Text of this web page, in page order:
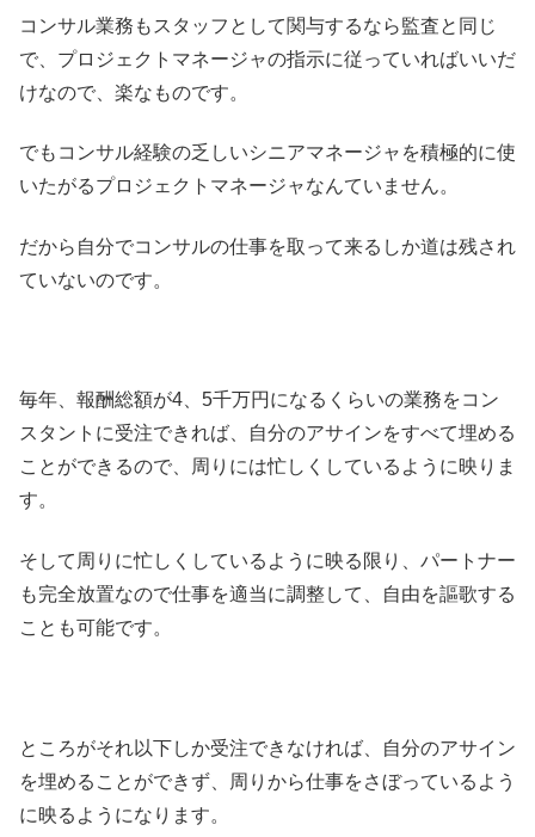
コンサル業務もスタッフとして関与するなら監査と同じ
で、プロジェクトマネージャの指示に従っていればいいだ
けなので、楽なものです。
でもコンサル経験の乏しいシニアマネージャを積極的に使
いたがるプロジェクトマネージャなんていません。
だから自分でコンサルの仕事を取って来るしか道は残され
ていないのです。
毎年、報酬総額が4、5千万円になるくらいの業務をコン
スタントに受注できれば、自分のアサインをすべて埋める
ことができるので、周りには忙しくしているように映りま
す。
そして周りに忙しくしているように映る限り、パートナー
も完全放置なので仕事を適当に調整して、自由を謳歌する
ことも可能です。
ところがそれ以下しか受注できなければ、自分のアサイン
を埋めることができず、周りから仕事をさぼっているよう
に映るようになります。